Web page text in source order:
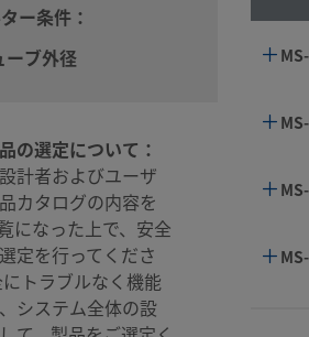
ー条件：
ーブ外径
の選定について：
計者およびユーザ
カタログの内容を
になった上で、安全
定を行ってくださ
トラブルなく機能
システム全体の設